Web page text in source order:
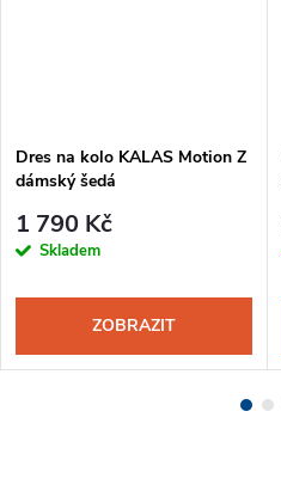
Dres na kolo KALAS Motion Z
dámský šedá
1 790 Kč
Skladem
ZOBRAZIT